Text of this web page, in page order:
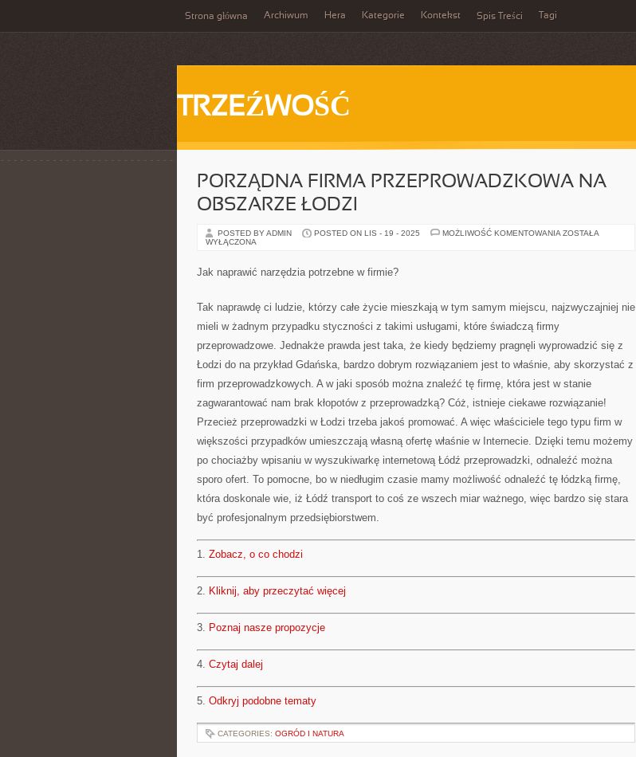
Strona główna Archiwum Hera Kategorie Kontekst Spis Treści Tagi
TRZEŹWOŚĆ
PORZĄDNA FIRMA PRZEPROWADZKOWA NA
OBSZARZE ŁODZI
POSTED BY ADMIN POSTED ON LIS - 19 - 2025 MOŻLIWOŚĆ KOMENTOWANIA PORZĄDNA
ZOSTAŁA
WYŁĄCZONA
Jak naprawić narzędzia potrzebne w firmie?
Tak naprawdę ci ludzie, którzy całe życie mieszkają w tym samym miejscu, najzwyczajniej nie
mieli w żadnym przypadku styczności z takimi usługami, które świadczą firmy
przeprowadzowe. Jednakże prawda jest taka, że kiedy będziemy pragnęli wyprowadzić się z
Łodzi do na przykład Gdańska, bardzo dobrym rozwiązaniem jest to właśnie, aby skorzystać z
firm przeprowadzkowych. A w jaki sposób można znaleźć tę firmę, która jest w stanie
zagwarantować nam brak kłopotów z przeprowadzką? Cóż, istnieje ciekawe rozwiązanie!
Przecież przeprowadzki w Łodzi trzeba jakoś promować. A więc właściciele tego typu firm w
większości przypadków umieszczają własną ofertę właśnie w Internecie. Dzięki temu możemy
po chociażby wpisaniu w wyszukiwarkę internetową Łódź przeprowadzki, odnaleźć można
sporo ofert. To pomocne, bo w niedługim czasie mamy możliwość odnaleźć tę łódzką firmę,
która doskonale wie, iż Łódź transport to coś ze wszech miar ważnego, więc bardzo się stara
być profesjonalnym przedsiębiorstwem.
1. Zobacz, o co chodzi
2. Kliknij, aby przeczytać więcej
3. Poznaj nasze propozycje
4. Czytaj dalej
5. Odkryj podobne tematy
CATEGORIES: OGRÓD I NATURA